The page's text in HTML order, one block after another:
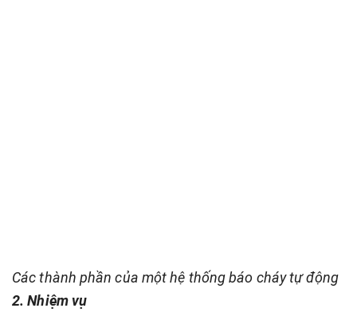
Các thành phần của một hệ thống báo cháy tự động
2. Nhiệm vụ